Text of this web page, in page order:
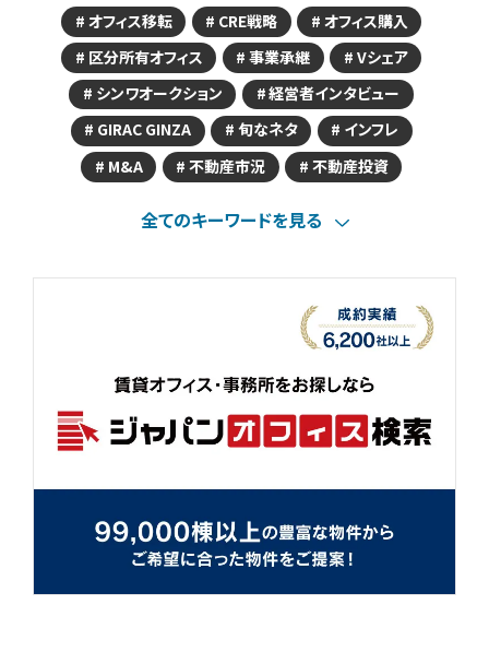
オフィス移転 CRE戦略
オフィス購入
区分所有オフィス
事業承継
Vシェア
シンワオークション
経営者インタビュー
GIRAC GINZA
旬なネタ
インフレ
M&A
不動産市況 不動産投資
全てのキーワードを見る